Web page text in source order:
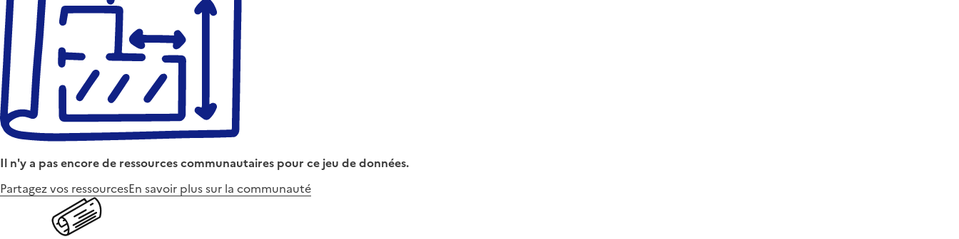
Il n'y a pas encore de ressources communautaires pour ce jeu de données.
Partagez vos ressourcesEn savoir plus sur la communauté